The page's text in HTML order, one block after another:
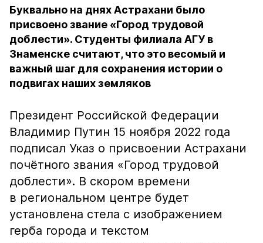
Буквально на днях Астрахани было
присвоено звание «Город трудовой
доблести». Студенты филиала АГУ в
Знаменске считают, что это весомый и
важный шаг для сохранения истории о
подвигах наших земляков
Президент Российской Федерации
Владимир Путин 15 ноября 2022 года
подписал Указ о присвоении Астрахани
почётного звания «Город трудовой
доблести». В скором времени
в региональном центре будет
установлена стела с изображением
герба города и текстом